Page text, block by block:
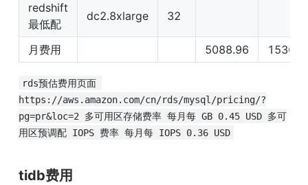
redshift
最低配
dc2.8xlarge 32
月费用 5088.96 1536
rds预估费用页面
https://aws.amazon.com/cn/rds/mysql/pricing/?
pg=pr&loc=2 多可用区存储费率 每月每 GB 0.45 USD 多可
用区预调配 IOPS 费率 每月每 IOPS 0.36 USD
tidb费用